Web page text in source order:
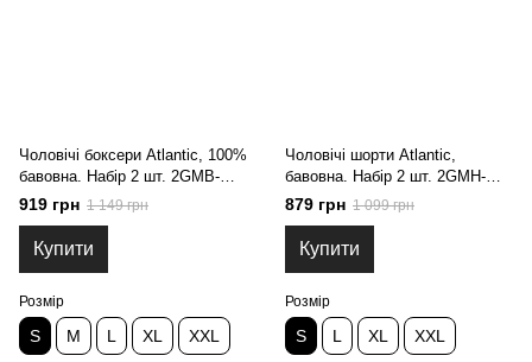
Чоловічі боксери Atlantic, 100%
бавовна. Набір 2 шт. 2GMB-
012_GRA/CZE, S
919 грн 1 149 грн
Купити
Розмір
S M L XL XXL
Чоловічі шорти Atlantic,
бавовна. Набір 2 шт. 2GMH-
027_GRA, S
879 грн 1 099 грн
Купити
Розмір
S L XL XXL